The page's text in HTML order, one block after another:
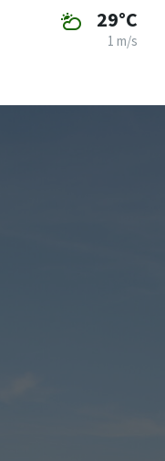
29°C
1 m/s